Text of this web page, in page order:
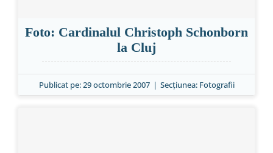
Foto: Cardinalul Christoph Schonborn
la Cluj
Publicat pe: 29 octombrie 2007 | Secțiunea: Fotografii